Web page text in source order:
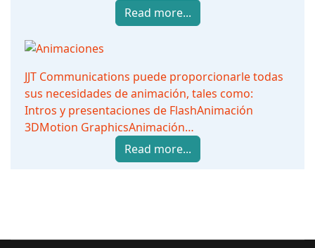
Read more...
JJT Communications puede proporcionarle todas
sus necesidades de animación, tales como:
Intros y presentaciones de FlashAnimación
3DMotion GraphicsAnimación…
Read more...